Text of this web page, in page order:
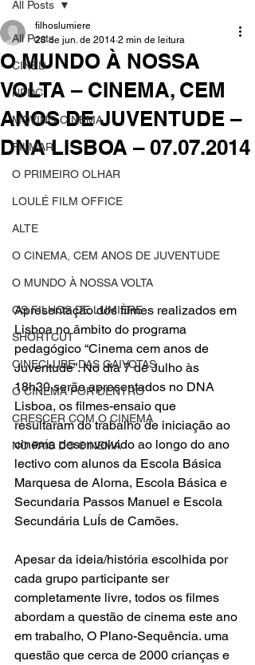
All Posts
CINED
NPDC
MOVING CINEMA
FILMAR
O PRIMEIRO OLHAR
LOULÉ FILM OFFICE
ALTE
O CINEMA, CEM ANOS DE JUVENTUDE
O MUNDO À NOSSA VOLTA
OS FILHOS DE LUMIÈRE
SHORTCUT
CINECLUBE DAS GAIVOTAS
O CINEMA POR DENTRO
CRESCER COM O CINEMA
NO PAÍS DO CINEMA
All Posts
O MUNDO À NOSSA
VOLTA – CINEMA, CEM
ANOS DE JUVENTUDE –
DNA LISBOA – 07.07.2014
filhoslumiere
28 de jun. de 2014 2 min de leitura
Apresentação dos filmes realizados em
Lisboa no âmbito do programa
pedagógico “Cinema cem anos de
Juventude”. No dia 7 de Julho às
18h30 serão apresentados no DNA
Lisboa, os filmes-ensaio que
resultaram do trabalho de iniciação ao
cinema desenvolvido ao longo do ano
lectivo com alunos da Escola Básica
Marquesa de Alorna, Escola Básica e
Secundaria Passos Manuel e Escola
Secundária LuÍs de Camões.
Apesar da ideia/história escolhida por
cada grupo participante ser
completamente livre, todos os filmes
abordam a questão de cinema este ano
em trabalho, O Plano-Sequência. uma
questão que cerca de 2000 crianças e